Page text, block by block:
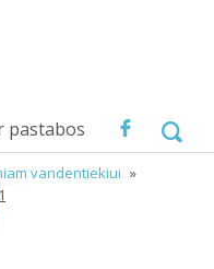
pastabos
vandentiekiui »